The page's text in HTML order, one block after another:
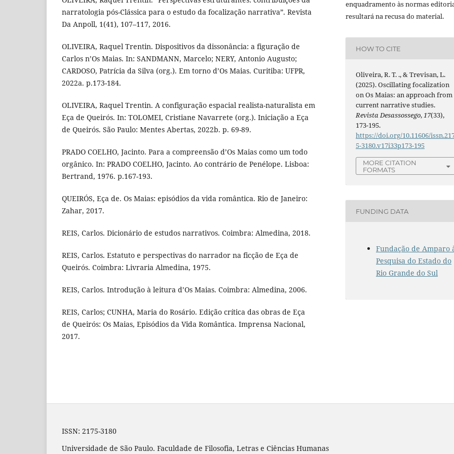
narratologia pós-Clássica para o estudo da focalização narrativa”. Revista
Da Anpoll, 1(41), 107–117, 2016.
OLIVEIRA, Raquel Trentin. Dispositivos da dissonância: a figuração de
Carlos n’Os Maias. In: SANDMANN, Marcelo; NERY, Antonio Augusto;
CARDOSO, Patrícia da Silva (org.). Em torno d’Os Maias. Curitiba: UFPR,
2022a. p.173-184.
OLIVEIRA, Raquel Trentin. A configuração espacial realista-naturalista em
Eça de Queirós. In: TOLOMEI, Cristiane Navarrete (org.). Iniciação a Eça
de Queirós. São Paulo: Mentes Abertas, 2022b. p. 69-89.
PRADO COELHO, Jacinto. Para a compreensão d’Os Maias como um todo
orgânico. In: PRADO COELHO, Jacinto. Ao contrário de Penélope. Lisboa:
Bertrand, 1976. p.167-193.
QUEIRÓS, Eça de. Os Maias: episódios da vida romântica. Rio de Janeiro:
Zahar, 2017.
REIS, Carlos. Dicionário de estudos narrativos. Coimbra: Almedina, 2018.
REIS, Carlos. Estatuto e perspectivas do narrador na ficção de Eça de
Queirós. Coimbra: Livraria Almedina, 1975.
REIS, Carlos. Introdução à leitura d’Os Maias. Coimbra: Almedina, 2006.
REIS, Carlos; CUNHA, Maria do Rosário. Edição crítica das obras de Eça
de Queirós: Os Maias, Episódios da Vida Romântica. Imprensa Nacional,
2017.
enquadramento às normas
resultará na recusa do material.
HOW TO CITE
Oliveira, R. T. ., & Trevisan, L.
(2025). Oscillating focalization
on Os Maias: an approach from
current narrative studies.
Revista Desassossego,17(33),
173-195.
https://doi.org/10.11606/
5-3180.v17i33p173-195
MORE CITATION
FORMATS
FUNDING DATA
Fundação de Amparo
Pesquisa do Estado do
Rio Grande do Sul
ISSN: 2175-3180
Universidade de São Paulo. Faculdade de Filosofia, Letras e Ciências Humanas